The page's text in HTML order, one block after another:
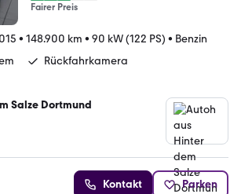
Fairer Preis
• 148.900 km • 90 kW (122 PS) • Benzin
Rückfahrkamera
Salze Dortmund
Kontakt Parken